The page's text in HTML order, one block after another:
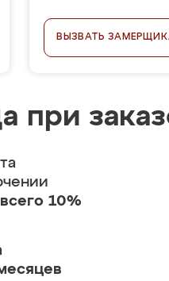
ВЫЗВАТЬ
при
всего 10%